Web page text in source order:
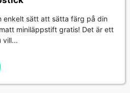
enkelt sätt att sätta färg på din
miniläppstift gratis! Det är ett
vill...